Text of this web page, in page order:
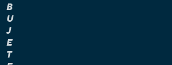
B
U
J
E
T